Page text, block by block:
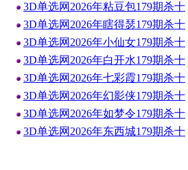
3D单选网2026年粘豆包179期杀十
3D单选网2026年瞎得瑟179期杀十
3D单选网2026年小仙女179期杀十
3D单选网2026年白开水179期杀十
3D单选网2026年七彩霞179期杀十
3D单选网2026年幻影侠179期杀十
3D单选网2026年如梦令179期杀十
3D单选网2026年东西城179期杀十